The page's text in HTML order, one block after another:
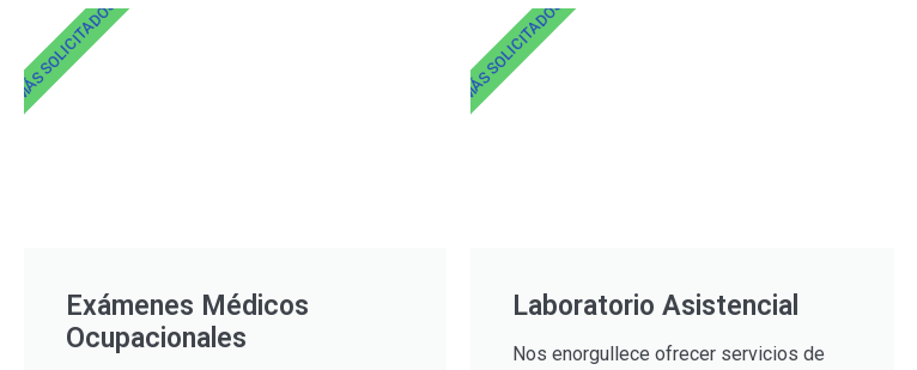
Exámenes Médicos
Ocupacionales
MÁS SOLICITADOS
Laboratorio Asistencial
Nos enorgullece ofrecer servicios de
MÁS SOLICITADOS